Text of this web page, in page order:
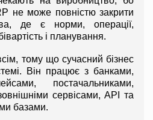
не може повністю закрити
де є норми, операції,
і планування.
тому що сучасний бізнес
Він працює з банками,
постачальниками,
сервісами, API та
базами.